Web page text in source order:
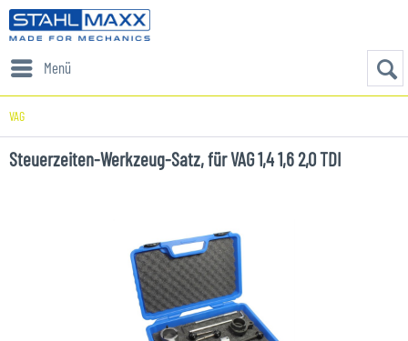
Menü
VAG
Steuerzeiten-Werkzeug-Satz, für VAG 1,4 1,6 2,0 TDI